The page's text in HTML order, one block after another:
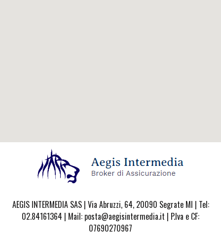
AEGIS INTERMEDIA SAS | Via Abruzzi, 64, 20090 Segrate MI | Tel:
02.84161364 | Mail: posta@aegisintermedia.it | P.Iva e CF:
07690270967